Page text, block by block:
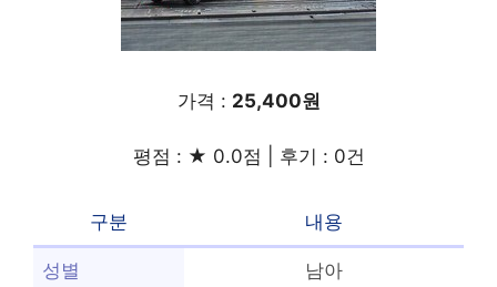
가격 : 25,400원
평점 : ★ 0.0점 | 후기 : 0건
구분 내용
성별 남아